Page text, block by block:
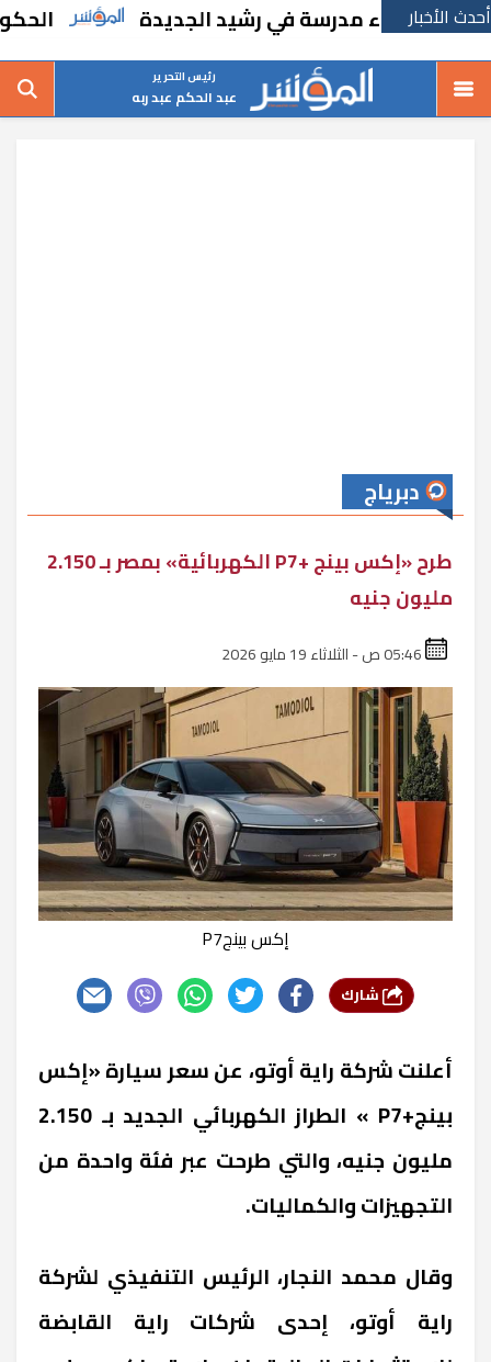
أحدث الأخبار
بإنشاء مدرسة في رشيد الجديدة الحكومة
رئيس التحرير
عبد الحكم عبد ربه
دبرياج
طرح «إكس بينج +P7 الكهربائية» بمصر بـ 2.150
مليون جنيه
إكس بينجP7
أعلنت شركة راية أوتو، عن سعر سيارة «إكس
بينج+P7
» الطراز الكهربائي الجديد بـ 2.150
مليون جنيه، والتي طرحت عبر فئة واحدة من
التجهيزات والكماليات.
وقال محمد النجار، الرئيس التنفيذي لشركة
راية أوتو، إحدى شركات راية القابضة